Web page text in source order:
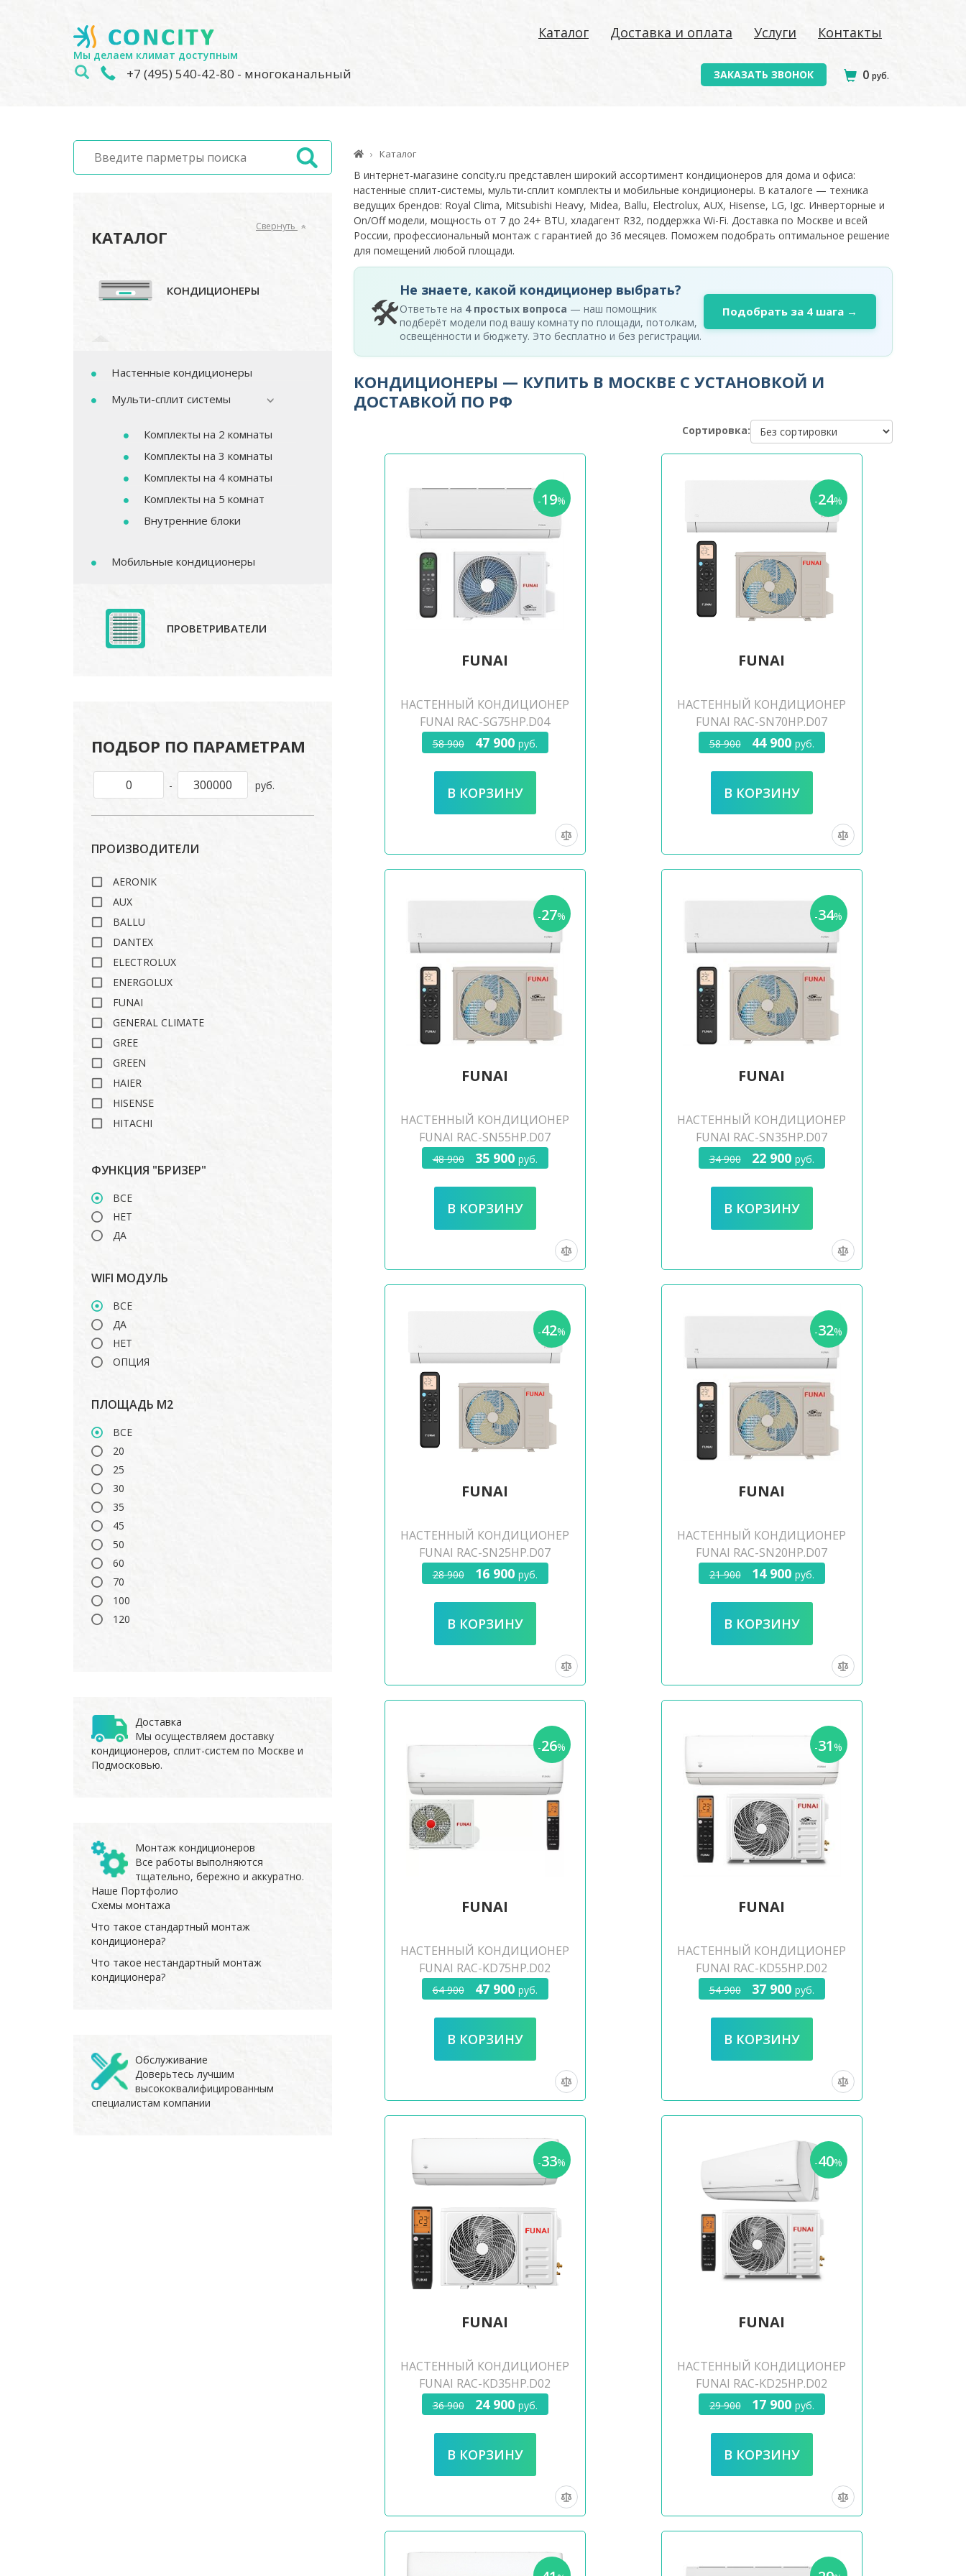
Мы делаем климат доступным
Каталог Доставка и оплата Услуги Контакты
+7 (495) 540-42-80 - многоканальный ЗАКАЗАТЬ ЗВОНОК 0 руб.
КАТАЛОГ
Свернуть
КОНДИЦИОНЕРЫ
Настенные кондиционеры
Мульти-сплит системы
Комплекты на 2 комнаты
Комплекты на 3 комнаты
Комплекты на 4 комнаты
Комплекты на 5 комнат
Внутренние блоки
Мобильные кондиционеры
ПРОВЕТРИВАТЕЛИ
ПОДБОР ПО ПАРАМЕТРАМ
- руб.
ПРОИЗВОДИТЕЛИ
AERONIK
AUX
BALLU
DANTEX
ELECTROLUX
ENERGOLUX
FUNAI
GENERAL CLIMATE
GREE
GREEN
HAIER
HISENSE
HITACHI
LANKORA
MARSA
MDV
MIDEA
ROYAL CLIMA
TOSHIBA
ФУНКЦИЯ "БРИЗЕР"
ВСЕ
НЕТ
ДА
WIFI МОДУЛЬ
ВСЕ
ДА
НЕТ
ОПЦИЯ
ПЛОЩАДЬ М2
ВСЕ
20
25
30
35
45
50
60
70
100
120
Доставка
Мы осуществляем доставку
кондиционеров, сплит-систем по Москве и
Подмосковью.
Монтаж кондиционеров
Все работы выполняются
тщательно, бережно и аккуратно.
Наше Портфолио
Схемы монтажа
Что такое стандартный монтаж
кондиционера?
Что такое нестандартный монтаж
кондиционера?
Обслуживание
Доверьтесь лучшим
высококвалифицированным
специалистам компании
Каталог
В интернет-магазине concity.ru представлен широкий ассортимент кондиционеров для дома и офиса:
настенные сплит-системы, мульти-сплит комплекты и мобильные кондиционеры. В каталоге — техника
ведущих брендов: Royal Clima, Mitsubishi Heavy, Midea, Ballu, Electrolux, AUX, Hisense, LG, Igc. Инверторные и
On/Off модели, мощность от 7 до 24+ BTU, хладагент R32, поддержка Wi-Fi. Доставка по Москве и всей
России, профессиональный монтаж с гарантией до 36 месяцев. Поможем подобрать оптимальное решение
для помещений любой площади.
🛠
Не знаете, какой кондиционер выбрать?
Ответьте на 4 простых вопроса — наш помощник
подберёт модели под вашу комнату по площади, потолкам,
освещённости и бюджету. Это бесплатно и без регистрации.
Подобрать за 4 шага →
КОНДИЦИОНЕРЫ — КУПИТЬ В МОСКВЕ С УСТАНОВКОЙ И
ДОСТАВКОЙ ПО РФ
Сортировка:
-19%
FUNAI
НАСТЕННЫЙ КОНДИЦИОНЕР
FUNAI RAC-SG75HP.D04
58 900 47 900 руб.
-24%
FUNAI
НАСТЕННЫЙ КОНДИЦИОНЕР
FUNAI RAC-SN70HP.D07
58 900 44 900 руб.
-27%
FUNAI
НАСТЕННЫЙ КОНДИЦИОНЕР
FUNAI RAC-SN55HP.D07
48 900 35 900 руб.
-34%
FUNAI
НАСТЕННЫЙ КОНДИЦИОНЕР
FUNAI RAC-SN35HP.D07
34 900 22 900 руб.
-42%
FUNAI
НАСТЕННЫЙ КОНДИЦИОНЕР
FUNAI RAC-SN25HP.D07
28 900 16 900 руб.
-32%
FUNAI
НАСТЕННЫЙ КОНДИЦИОНЕР
FUNAI RAC-SN20HP.D07
21 900 14 900 руб.
-26%
FUNAI
НАСТЕННЫЙ КОНДИЦИОНЕР
FUNAI RAC-KD75HP.D02
64 900 47 900 руб.
-31%
FUNAI
НАСТЕННЫЙ КОНДИЦИОНЕР
FUNAI RAC-KD55HP.D02
54 900 37 900 руб.
-33%
FUNAI
НАСТЕННЫЙ КОНДИЦИОНЕР
FUNAI RAC-KD35HP.D02
36 900 24 900 руб.
-40%
FUNAI
НАСТЕННЫЙ КОНДИЦИОНЕР
FUNAI RAC-KD25HP.D02
29 900 17 900 руб.